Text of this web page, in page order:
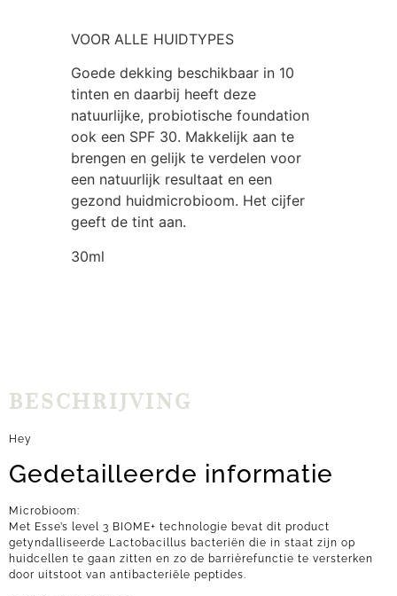
VOOR ALLE HUIDTYPES
Goede dekking beschikbaar in 10
tinten en daarbij heeft deze
natuurlijke, probiotische foundation
ook een SPF 30. Makkelijk aan te
brengen en gelijk te verdelen voor
een natuurlijk resultaat en een
gezond huidmicrobioom. Het cijfer
geeft de tint aan.
30ml
BESCHRIJVING
Hey
Gedetailleerde informatie
Microbioom:
Met Esse’s level 3 BIOME+ technologie bevat dit product
getyndalliseerde Lactobacillus bacteriën die in staat zijn op
huidcellen te gaan zitten en zo de barrièrefunctie te versterken
door uitstoot van antibacteriële peptides.